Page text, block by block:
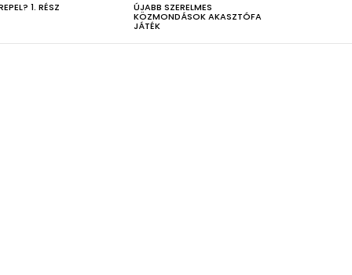
1. RÉSZ ÚJABB SZERELMES
KÖZMONDÁSOK AKASZTÓFA
JÁTÉK